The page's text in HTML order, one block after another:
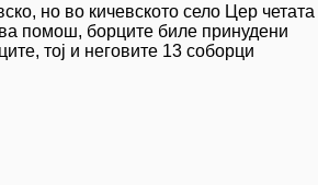
но во кичевското село Цер четата
помош, борците биле принудени
тој и неговите 13 соборци